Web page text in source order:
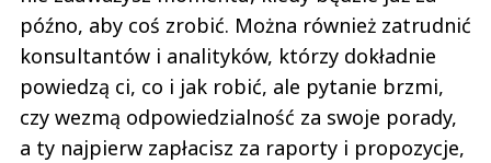
późno, aby coś zrobić. Można również zatrudnić
konsultantów i analityków, którzy dokładnie
powiedzą ci, co i jak robić, ale pytanie brzmi,
czy wezmą odpowiedzialność za swoje porady,
a ty najpierw zapłacisz za raporty i propozycje,